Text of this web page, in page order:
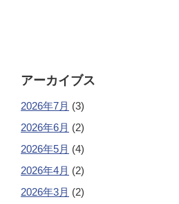
アーカイブス
2026年7月 (3)
2026年6月 (2)
2026年5月 (4)
2026年4月 (2)
2026年3月 (2)